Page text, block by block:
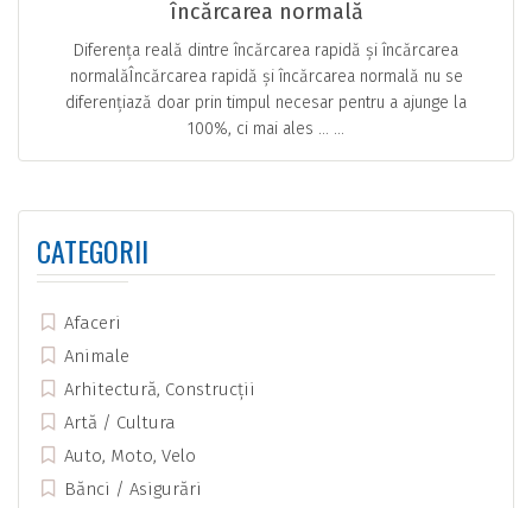
încărcarea normală
Diferența reală dintre încărcarea rapidă și încărcarea
normalăÎncărcarea rapidă și încărcarea normală nu se
diferențiază doar prin timpul necesar pentru a ajunge la
100%, ci mai ales … ...
CATEGORII
Afaceri
Animale
Arhitectură, Construcții
Artă / Cultura
Auto, Moto, Velo
Bănci / Asigurări